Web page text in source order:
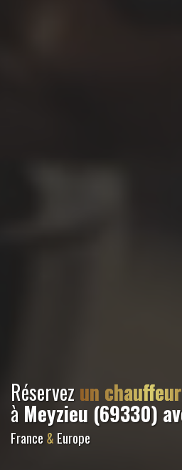
Réservezun
à Meyzieu (69330)
France & Europe